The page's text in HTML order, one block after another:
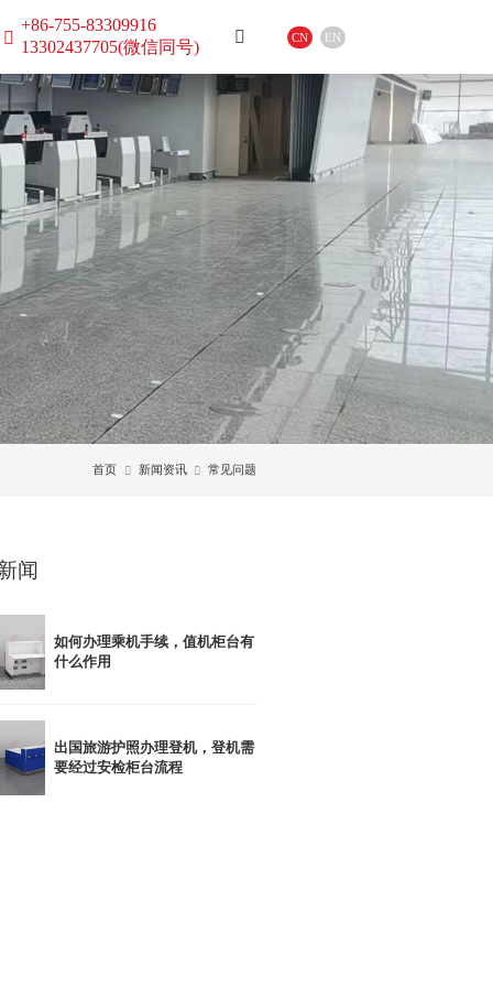
+86-755-83309916
13302437705(微信同号)
CN EN
首页 新闻资讯 常见问题
闻
如何办理乘机手续，值机柜台有
什么作用
出国旅游护照办理登机，登机需
要经过安检柜台流程